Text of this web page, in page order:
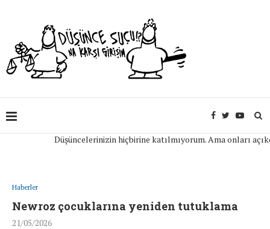
Düşüncelerinizin hiçbirine katılmıyorum. Ama onları açıkça
Haberler
Newroz çocuklarına yeniden tutuklama
21/05/2026